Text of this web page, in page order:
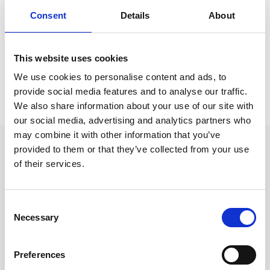
Consent Details About
This website uses cookies
We use cookies to personalise content and ads, to
provide social media features and to analyse our traffic.
We also share information about your use of our site with
our social media, advertising and analytics partners who
may combine it with other information that you’ve
provided to them or that they’ve collected from your use
of their services.
Selection
Necessary
Preferences
Anteckningsböcker & Anteckningsblock /Linjerade A
Prishistorik
Lägsta pris senaste 30 dagarna är 189 kr (2026-08-07)
Andra tittade även på